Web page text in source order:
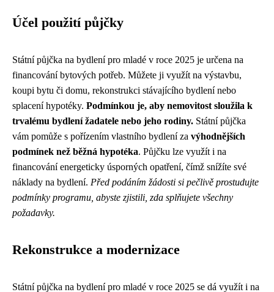
Účel použití půjčky
Státní půjčka na bydlení pro mladé v roce 2025 je určena na
financování bytových potřeb. Můžete ji využít na výstavbu,
koupi bytu či domu, rekonstrukci stávajícího bydlení nebo
splacení hypotéky. Podmínkou je, aby nemovitost sloužila k
trvalému bydlení žadatele nebo jeho rodiny. Státní půjčka
vám pomůže s pořízením vlastního bydlení za výhodnějších
podmínek než běžná hypotéka. Půjčku lze využít i na
financování energeticky úsporných opatření, čímž snížíte své
náklady na bydlení. Před podáním žádosti si pečlivě prostudujte
podmínky programu, abyste zjistili, zda splňujete všechny
požadavky.
Rekonstrukce a modernizace
Státní půjčka na bydlení pro mladé v roce 2025 se dá využít i na